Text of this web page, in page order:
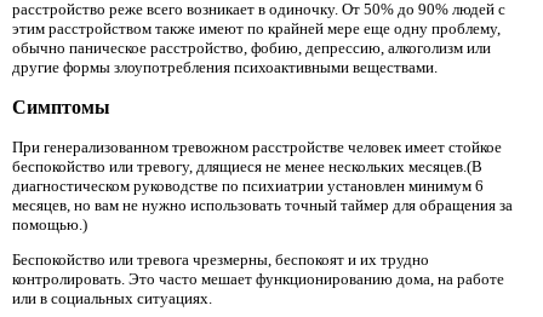
расстройство реже всего возникает в одиночку. От 50% до 90% людей с
этим расстройством также имеют по крайней мере еще одну проблему,
обычно паническое расстройство, фобию, депрессию, алкоголизм или
другие формы злоупотребления психоактивными веществами.
Симптомы
При генерализованном тревожном расстройстве человек имеет стойкое
беспокойство или тревогу, длящиеся не менее нескольких месяцев.(В
диагностическом руководстве по психиатрии установлен минимум 6
месяцев, но вам не нужно использовать точный таймер для обращения за
помощью.)
Беспокойство или тревога чрезмерны, беспокоят и их трудно
контролировать. Это часто мешает функционированию дома, на работе
или в социальных ситуациях.